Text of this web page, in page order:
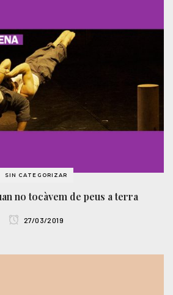
SIN CATEGORIZAR
no tocàvem de peus a terra
27/03/2019